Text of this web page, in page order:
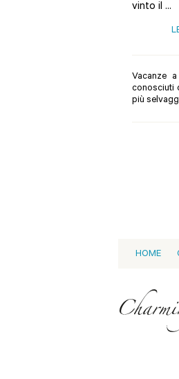
vinto il ...
Vacanze
conosciuti
più
HOME